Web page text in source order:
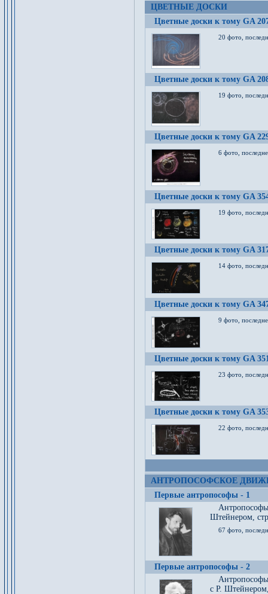
ЦВЕТНЫЕ ДОСКИ
Цветные доски к тому GA
20 фото,
Цветные доски к тому GA
19 фото,
Цветные доски к тому GA
6 фото,
Цветные доски к тому GA
19 фото,
Цветные доски к тому GA
14 фото,
Цветные доски к тому GA
9 фото,
Цветные доски к тому GA
23 фото,
Цветные доски к тому GA
22 фото,
АНТРОПОСОФСКОЕ
Первые антропософы - 1
Штейнером,
67 фото,
Первые антропософы - 2
с Р.